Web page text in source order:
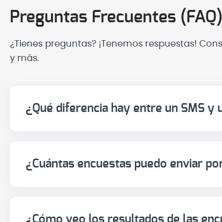
Preguntas Frecuentes (FAQ)
¿Tienes preguntas? ¡Tenemos respuestas!
y más.
¿Qué diferencia hay entre un SMS y
el nombre real de la empresa, el logo y
¿Cuántas encuestas puedo enviar
¿Cómo veo los resultados de las